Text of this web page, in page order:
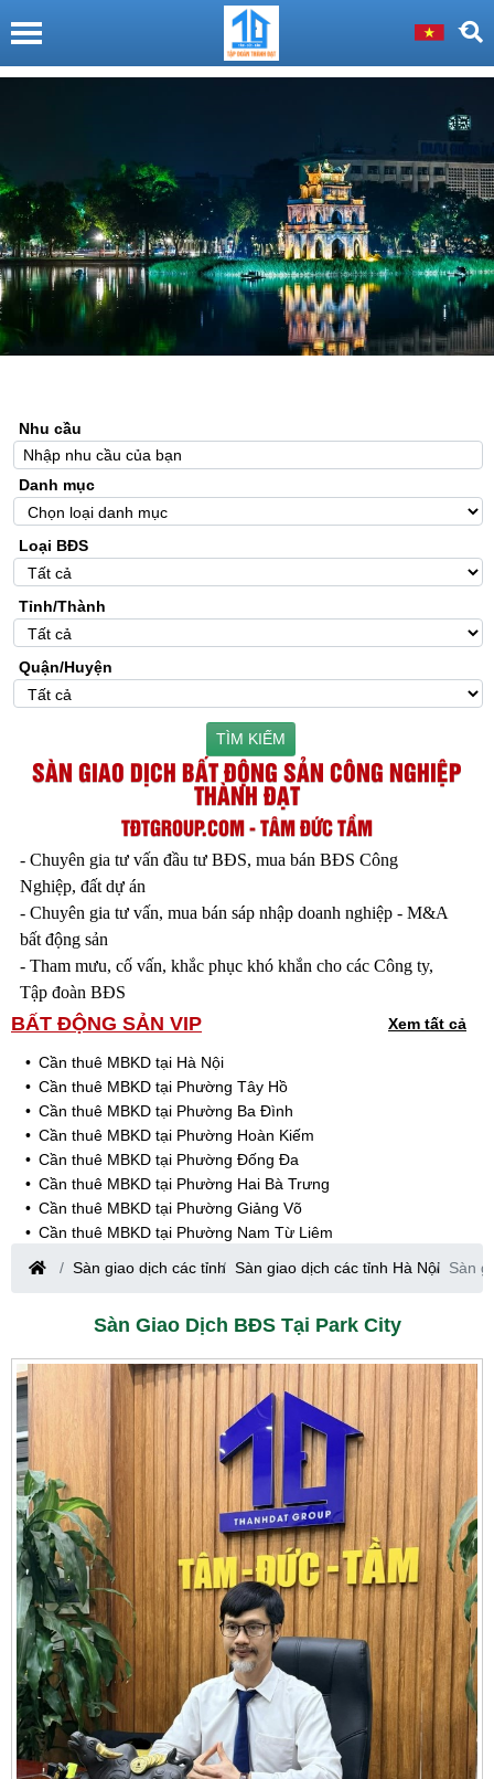
Nhu cầu
Danh mục
Loại BĐS
Tỉnh/Thành
Quận/Huyện
TÌM KIẾM
SÀN GIAO DỊCH BẤT ĐỘNG SẢN CÔNG NGHIỆP
THÀNH ĐẠT
TĐTGROUP.COM - TÂM ĐỨC TẦM
- Chuyên gia tư vấn đầu tư BĐS, mua bán BĐS Công
Nghiệp, đất dự án
- Chuyên gia tư vấn, mua bán sáp nhập doanh nghiệp - M&A
bất động sản
- Tham mưu, cố vấn, khắc phục khó khắn cho các Công ty,
Tập đoàn BĐS
BẤT ĐỘNG SẢN VIP Xem tất cả
Cần thuê MBKD tại Hà Nội
Cần thuê MBKD tại Phường Tây Hồ
Cần thuê MBKD tại Phường Ba Đình
Cần thuê MBKD tại Phường Hoàn Kiếm
Cần thuê MBKD tại Phường Đống Đa
Cần thuê MBKD tại Phường Hai Bà Trưng
Cần thuê MBKD tại Phường Giảng Võ
Cần thuê MBKD tại Phường Nam Từ Liêm
Cần thuê MBKD tại Phường Cầu Giấy
Cần thuê MBKD tại Phường Thanh Xuân
Cần thuê MBKD tại Phường Hà Đông
Cần thuê MBKD tại Phường Hoàng Mai
Cần thuê MBKD tại Phường Ô Chợ Dừa
Cần thuê MBKD tại Phường Yên Hòa
Cần thuê MBKD tại Phường Nghĩa Độ
Cần thuê MBKD tại Phường Phương Liệt
Cần thuê MBKD tại Phường Khương Đình
Cần thuê MBKD tại Phường Yên Sở
Cần thuê MBKD tại Phường Hoàng Liệt
Cần thuê MBKD tại Phường Định Công
Cần thuê MBKD tại Phường Tương Mai
Cần thuê MBKD tại Phường Vĩnh Hưng
Cần thuê MBKD tại Phường Lĩnh Nam
Cần thuê MBKD tại Phường Hồng Hà
Cần thuê MBKD tại Phường Láng
Cần thuê MBKD tại Phường Văn Miếu
Cần thuê MBKD tại Phường Kim Liên
Cần thuê MBKD tại Phường Bạch Mai
Cần thuê MBKD tại Phường Vĩnh Tuy
Sàn giao dịch các tỉnh Sàn giao dịch các tỉnh Hà Nội Sàn
Sàn Giao Dịch BĐS Tại Park City